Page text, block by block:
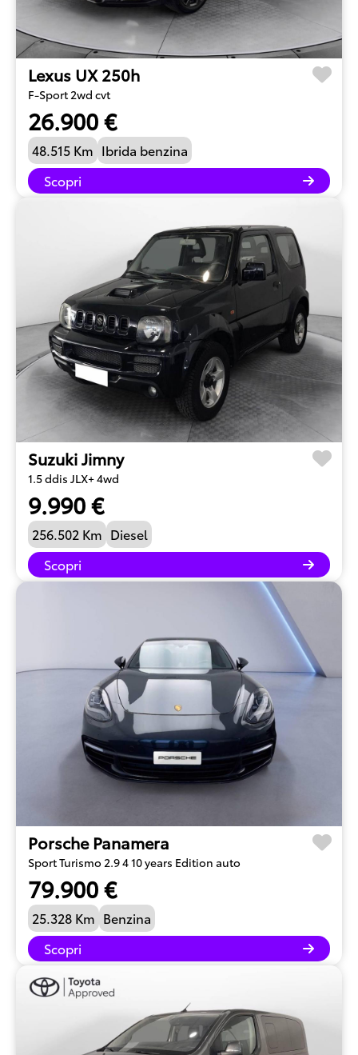
Lexus UX 250h
F-Sport 2wd cvt
26.900 €
48.515 Km Ibrida benzina
Scopri
Suzuki Jimny
1.5 ddis JLX+ 4wd
9.990 €
256.502 Km Diesel
Scopri
Porsche Panamera
Sport Turismo 2.9 4 10 years Edition auto
79.900 €
25.328 Km Benzina
Scopri